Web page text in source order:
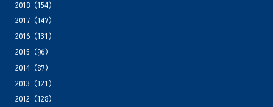
2018(154)
2017(147)
2016(131)
2015 (96)
2014(87)
2013 (121)
2012 (128)